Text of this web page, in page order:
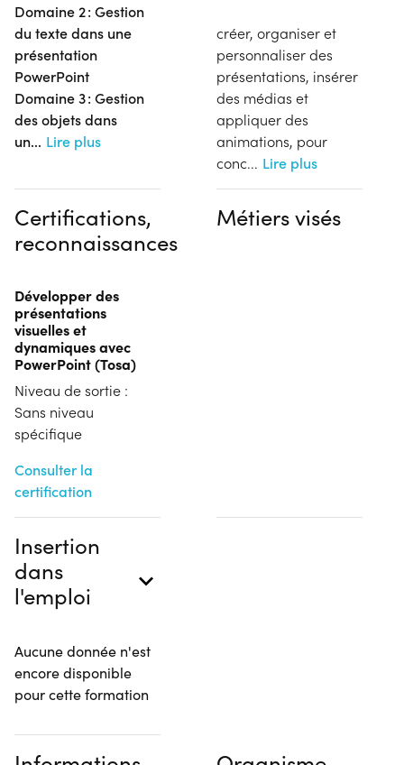
Domaine 2 : Gestion
du texte dans une
présentation
PowerPoint
Domaine 3 : Gestion
des objets dans
un... Lire plus
créer, organiser et
personnaliser des
présentations, insérer
des médias et
appliquer des
animations, pour
conc... Lire plus
Certifications,
reconnaissances
Développer des
présentations
visuelles et
dynamiques avec
PowerPoint (Tosa)
Niveau de sortie :
Sans niveau
spécifique
Consulter la
certification
Métiers visés
Insertion
dans
l'emploi
Aucune donnée n'est
encore disponible
pour cette formation